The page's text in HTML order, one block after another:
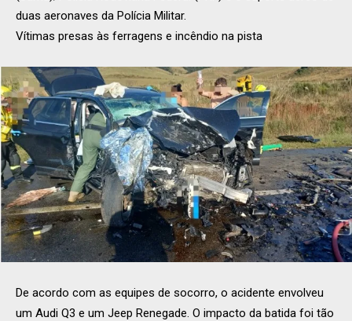
duas aeronaves da Polícia Militar.
Vítimas presas às ferragens e incêndio na pista
De acordo com as equipes de socorro, o acidente envolveu
um Audi Q3 e um Jeep Renegade. O impacto da batida foi tão